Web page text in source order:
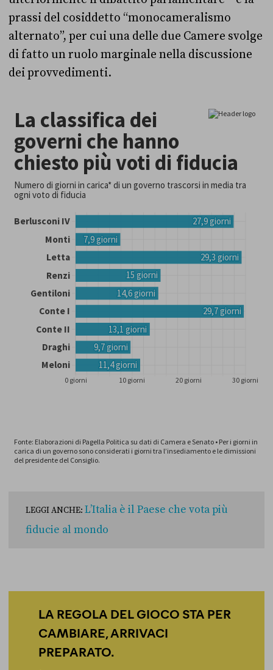
prassi del cosiddetto “monocameralismo
alternato”, per cui una delle due Camere svolge
di fatto un ruolo marginale nella discussione
dei provvedimenti.
LEGGI ANCHE: L’Italia è il Paese che vota più
fiducie al mondo
LA REGOLA DEL GIOCO STA PER
CAMBIARE, ARRIVACI
PREPARATO.